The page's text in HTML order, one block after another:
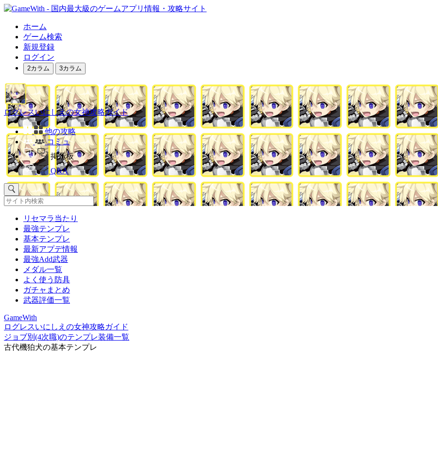
ホーム
ゲーム検索
新規登録
ログイン
2カラム 3カラム
ログレスいにしえの女神攻略ガイド
他の攻略
コミュ
掲示板
Q&A
リセマラ当たり
最強テンプレ
基本テンプレ
最新アプデ情報
最強Add武器
メダル一覧
よく使う防具
ガチャまとめ
武器評価一覧
GameWith
ログレスいにしえの女神攻略ガイド
ジョブ別(4次職)のテンプレ装備一覧
古代機狛犬の基本テンプレ